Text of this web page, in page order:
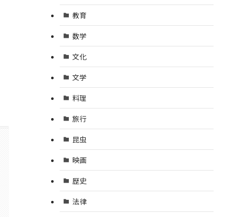
教育
数学
文化
文学
料理
旅行
昆虫
映画
歴史
法律